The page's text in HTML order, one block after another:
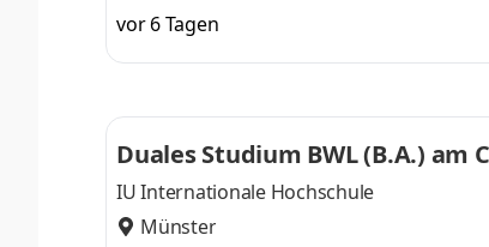
Nähe. Ab dem 3. Semester belegst Du
gezielter auf Deinen Traumjob
Studium ohne Numerus clausus oder
vor 6 Tagen
Duales Studium BWL (B.A.) am
IU Internationale Hochschule
Münster